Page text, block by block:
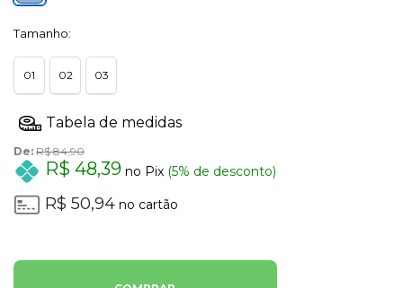
Tamanho:
01 02 03
De: R$ 84,90
R$ 48,39 no Pix (5% de desconto)
R$ 50,94 no cartão